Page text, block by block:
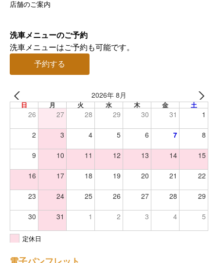
店舗のご案内
洗車メニューのご予約
洗車メニューはご予約も可能です。
予約する
2026年 8月
日 月 火 水 木 金 土
26 27 28 29 30 31 1
2 3 4 5 6 7 8
9 10 11 12 13 14 15
16 17 18 19 20 21 22
23 24 25 26 27 28 29
30 31 1 2 3 4 5
定休日